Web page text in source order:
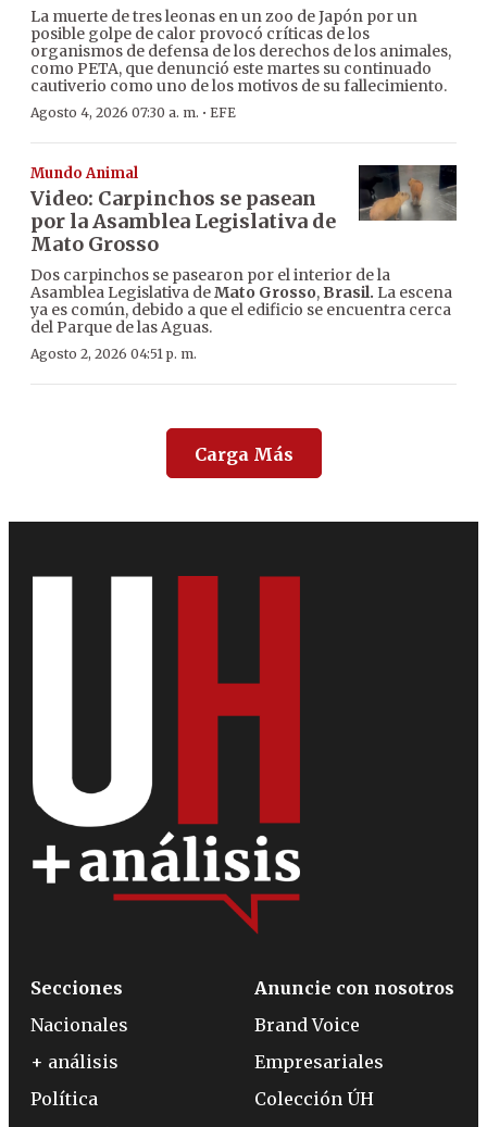
La muerte de tres leonas en un zoo de Japón por un
posible golpe de calor provocó críticas de los
organismos de defensa de los derechos de los animales,
como PETA, que denunció este martes su continuado
cautiverio como uno de los motivos de su fallecimiento.
Agosto 4, 2026 07:30 a. m. · EFE
Mundo Animal
Video: Carpinchos se pasean
por la Asamblea Legislativa de
Mato Grosso
Dos carpinchos se pasearon por el interior de la
Asamblea Legislativa deMato Grosso, Brasil. La escena
ya es común, debido a que el edificio se encuentra cerca
del Parque de las Aguas.
Agosto 2, 2026 04:51 p. m.
Carga Más
Secciones
Nacionales
+ análisis
Política
Anuncie con nosotros
Brand Voice
Empresariales
Colección ÚH